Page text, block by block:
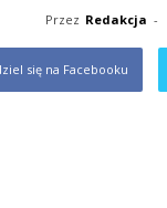
Przez Redakcja -
się na Facebooku